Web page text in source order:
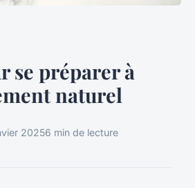
se préparer à
naturel
20256 min de lecture